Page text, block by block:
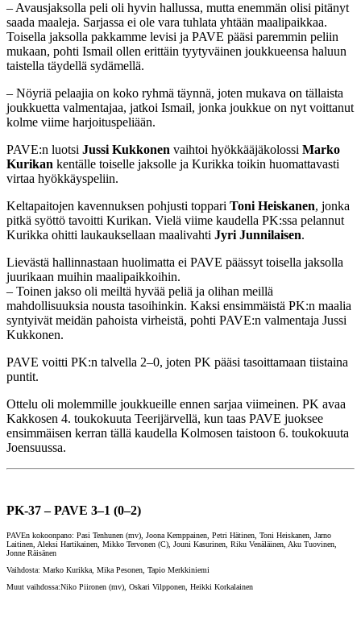
– Avausjaksolla peli oli hyvin hallussa, mutta enemmän olisi pitänyt
saada maaleja. Sarjassa ei ole vara tuhlata yhtään maalipaikkaa.
Toisella jaksolla pakkamme levisi ja PAVE pääsi paremmin peliin
mukaan, pohti Ismail ollen erittäin tyytyväinen joukkueensa haluun
taistella täydellä sydämellä.
– Nöyriä pelaajia on koko ryhmä täynnä, joten mukava on tällaista
joukkuetta valmentajaa, jatkoi Ismail, jonka joukkue on nyt voittanut
kolme viime harjoituspeliään.
PAVE:n luotsi Jussi Kukkonen vaihtoi hyökkääjäkolossi Marko
Kurikan kentälle toiselle jaksolle ja Kurikka toikin huomattavasti
virtaa hyökkäyspeliin.
Keltapaitojen kavennuksen pohjusti toppari Toni Heiskanen, jonka
pitkä syöttö tavoitti Kurikan. Vielä viime kaudella PK:ssa pelannut
Kurikka ohitti laukauksellaan maalivahti Jyri Junnilaisen.
Lievästä hallinnastaan huolimatta ei PAVE päässyt toisella jaksolla
juurikaan muihin maalipaikkoihin.
– Toinen jakso oli meiltä hyvää peliä ja olihan meillä
mahdollisuuksia nousta tasoihinkin. Kaksi ensimmäistä PK:n maalia
syntyivät meidän pahoista virheistä, pohti PAVE:n valmentaja Jussi
Kukkonen.
PAVE voitti PK:n talvella 2–0, joten PK pääsi tasoittamaan tiistaina
puntit.
Ottelu oli molemmille joukkueille ennen sarjaa viimeinen. PK avaa
Kakkosen 4. toukokuuta Teerijärvellä, kun taas PAVE juoksee
ensimmäisen kerran tällä kaudella Kolmosen taistoon 6. toukokuuta
Joensuussa.
PK-37 – PAVE 3–1 (0–2)
PAVEn kokoonpano: Pasi Tenhunen (mv), Joona Kemppainen, Petri Hätinen, Toni Heiskanen, Jarno
Laitinen, Aleksi Hartikainen, Mikko Tervonen (C), Jouni Kasurinen, Riku Venäläinen, Aku Tuovinen,
Jonne Räisänen
Vaihdosta: Marko Kurikka, Mika Pesonen, Tapio Merkkiniemi
Muut vaihdossa:Niko Piironen (mv), Oskari Vilpponen, Heikki Korkalainen